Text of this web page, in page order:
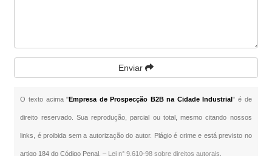
Enviar
O texto acima "Empresa de Prospecção B2B na Cidade Industrial" é de
direito reservado. Sua reprodução, parcial ou total, mesmo citando nossos
links, é proibida sem a autorização do autor. Plágio é crime e está previsto no
artigo 184 do Código Penal. – Lei n° 9.610-98 sobre direitos autorais